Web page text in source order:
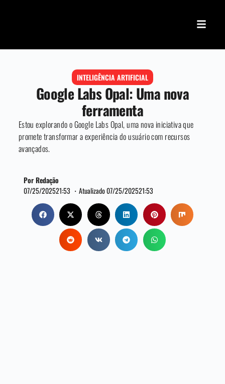
INTELIGÊNCIA ARTIFICIAL
Google Labs Opal: Uma nova
ferramenta
Estou explorando o Google Labs Opal, uma nova iniciativa que
promete transformar a experiência do usuário com recursos
avançados.
Por Redação
07/25/202521:53 ・ Atualizado 07/25/202521:53